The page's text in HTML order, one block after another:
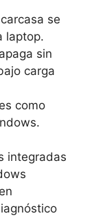
se
laptop.
sin
carga
como
integradas
en